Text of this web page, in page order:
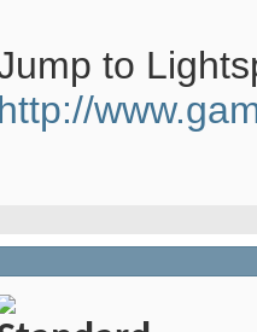
to
http://